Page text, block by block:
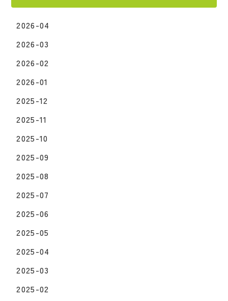
2026-04
2026-03
2026-02
2026-01
2025-12
2025-11
2025-10
2025-09
2025-08
2025-07
2025-06
2025-05
2025-04
2025-03
2025-02